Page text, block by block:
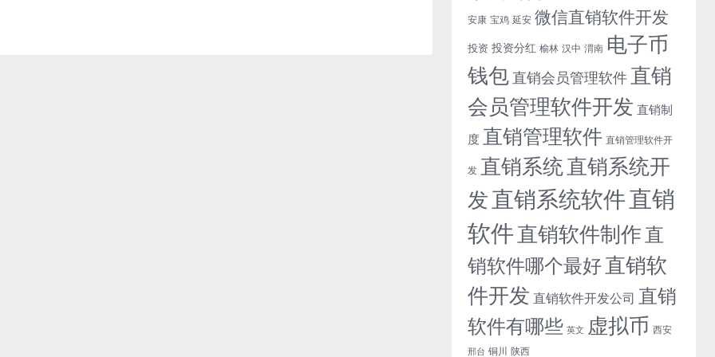
安康 宝鸡 延安 微信直销软件开发
投资 投资分红 榆林 汉中 渭南 电子币
钱包 直销会员管理软件 直销
会员管理软件开发 直销制
度 直销管理软件 直销管理软件开
发 直销系统直销系统开
发直销系统软件直销
软件直销软件制作直
销软件哪个最好直销软
件开发 直销软件开发公司 直销
软件有哪些 英文 虚拟币 西安
邢台 铜川 陕西